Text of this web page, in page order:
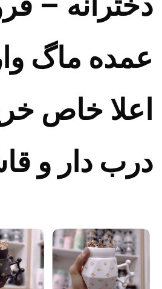
عمده ماگ
اعلا خاص
درب دار و